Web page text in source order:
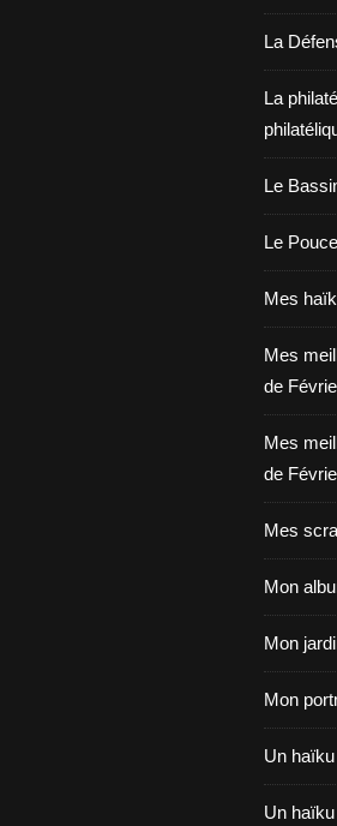
La
La
Le
Le Pouce
Mes
Mes
de
Mes
de
Mes
Mon
Mon
Mon
Un
Un